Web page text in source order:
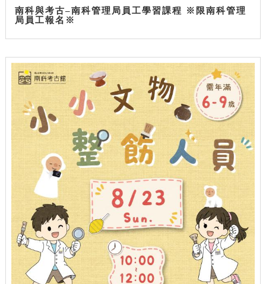
南科與考古–南科管理局員工學習課程 ※限南科管理
局員工報名※